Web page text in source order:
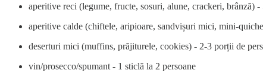
aperitive reci (legume, fructe, sosuri, alune, crackeri, brânză) -
aperitive calde (chiftele, aripioare, sandvișuri mici, mini-
deserturi mici (muffins, prăjiturele, cookies) - 2-3 porții de
vin/prosecco/spumant - 1 sticlă la 2 persoane